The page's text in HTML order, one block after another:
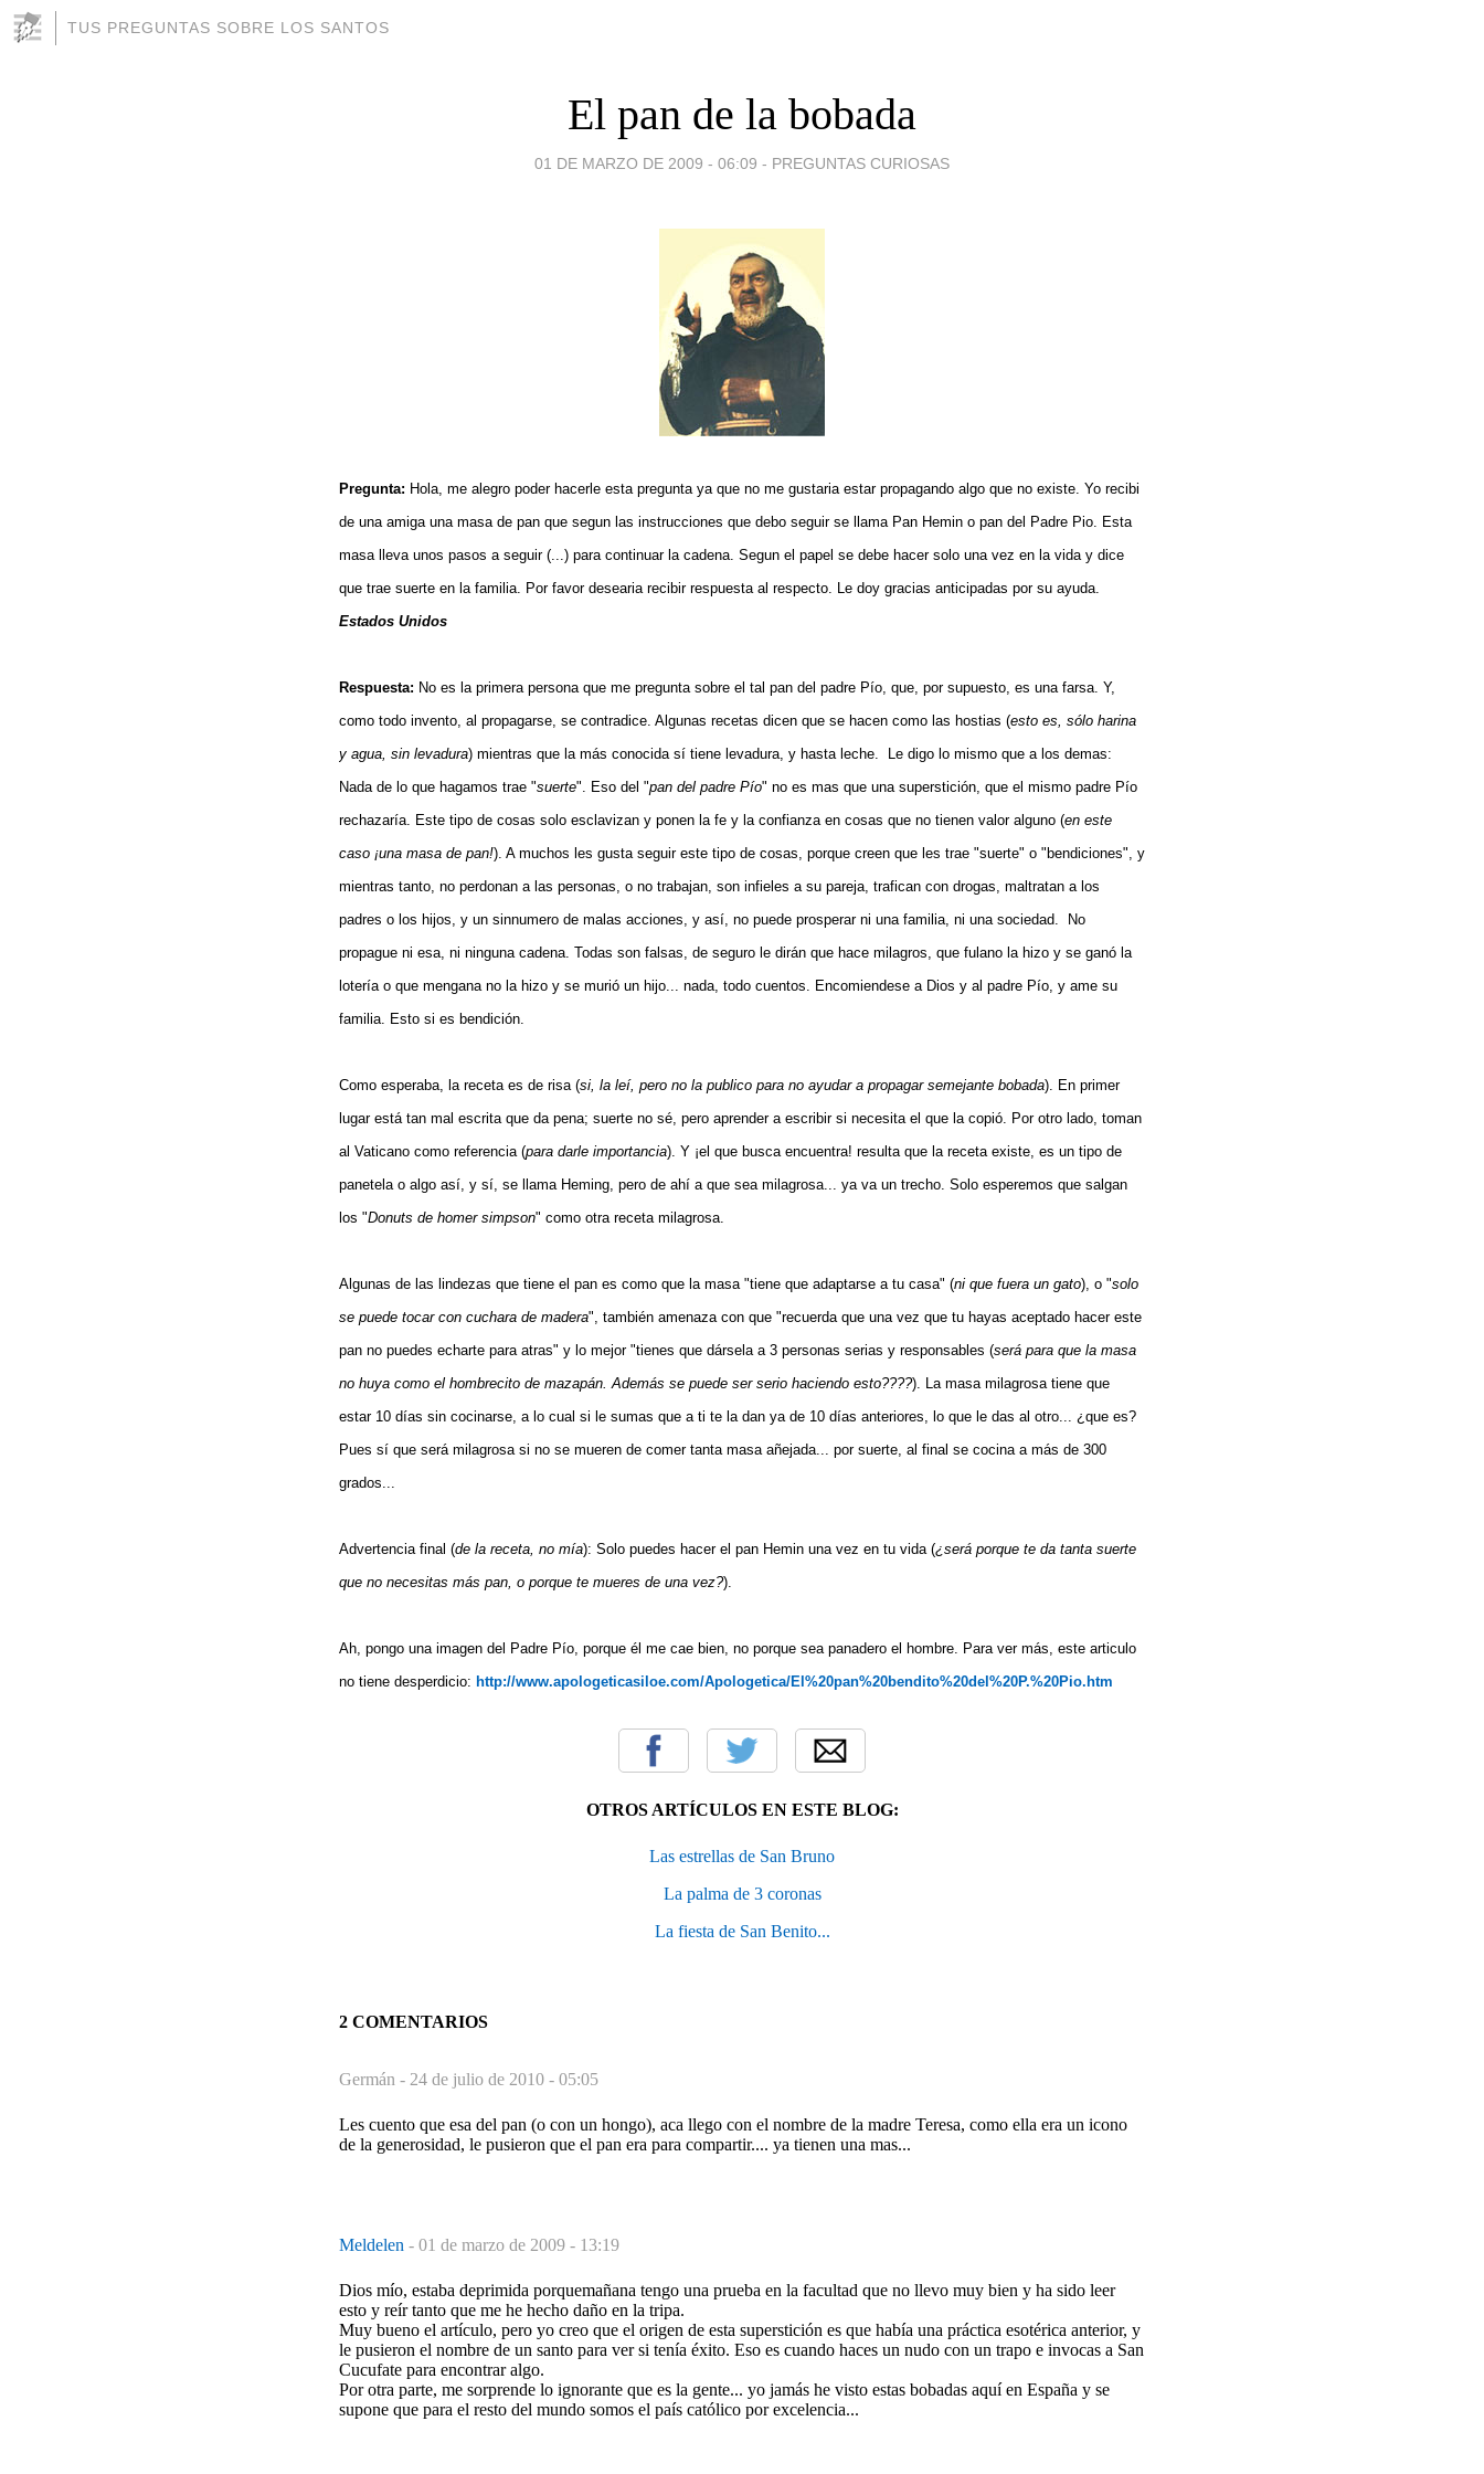
TUS PREGUNTAS SOBRE LOS SANTOS
El pan de la bobada
01 DE MARZO DE 2009 - 06:09 - PREGUNTAS CURIOSAS
Pregunta: Hola, me alegro poder hacerle esta pregunta ya que no me gustaria estar propagando algo que no existe. Yo recibi
de una amiga una masa de pan que segun las instrucciones que debo seguir se llama Pan Hemin o pan del Padre Pio. Esta
masa lleva unos pasos a seguir (...) para continuar la cadena. Segun el papel se debe hacer solo una vez en la vida y dice
que trae suerte en la familia. Por favor desearia recibir respuesta al respecto. Le doy gracias anticipadas por su ayuda.
Estados Unidos
Respuesta: No es la primera persona que me pregunta sobre el tal pan del padre Pío, que, por supuesto, es una farsa. Y,
como todo invento, al propagarse, se contradice. Algunas recetas dicen que se hacen como las hostias (esto es, sólo harina
y agua, sin levadura) mientras que la más conocida sí tiene levadura, y hasta leche. Le digo lo mismo que a los demas:
Nada de lo que hagamos trae "suerte". Eso del "pan del padre Pío" no es mas que una superstición, que el mismo padre Pío
rechazaría. Este tipo de cosas solo esclavizan y ponen la fe y la confianza en cosas que no tienen valor alguno (en este
caso ¡una masa de pan!). A muchos les gusta seguir este tipo de cosas, porque creen que les trae "suerte" o "bendiciones", y
mientras tanto, no perdonan a las personas, o no trabajan, son infieles a su pareja, trafican con drogas, maltratan a los
padres o los hijos, y un sinnumero de malas acciones, y así, no puede prosperar ni una familia, ni una sociedad. No
propague ni esa, ni ninguna cadena. Todas son falsas, de seguro le dirán que hace milagros, que fulano la hizo y se ganó la
lotería o que mengana no la hizo y se murió un hijo... nada, todo cuentos. Encomiendese a Dios y al padre Pío, y ame su
familia. Esto si es bendición.
Como esperaba, la receta es de risa (si, la leí, pero no la publico para no ayudar a propagar semejante bobada). En primer
lugar está tan mal escrita que da pena; suerte no sé, pero aprender a escribir si necesita el que la copió. Por otro lado, toman
al Vaticano como referencia (para darle importancia). Y ¡el que busca encuentra! resulta que la receta existe, es un tipo de
panetela o algo así, y sí, se llama Heming, pero de ahí a que sea milagrosa... ya va un trecho. Solo esperemos que salgan
los "Donuts de homer simpson" como otra receta milagrosa.
Algunas de las lindezas que tiene el pan es como que la masa "tiene que adaptarse a tu casa" (ni que fuera un gato), o "solo
se puede tocar con cuchara de madera", también amenaza con que "recuerda que una vez que tu hayas aceptado hacer este
pan no puedes echarte para atras" y lo mejor "tienes que dársela a 3 personas serias y responsables (será para que la masa
no huya como el hombrecito de mazapán. Además se puede ser serio haciendo esto????). La masa milagrosa tiene que
estar 10 días sin cocinarse, a lo cual si le sumas que a ti te la dan ya de 10 días anteriores, lo que le das al otro... ¿que es?
Pues sí que será milagrosa si no se mueren de comer tanta masa añejada... por suerte, al final se cocina a más de 300
grados...
Advertencia final (de la receta, no mía): Solo puedes hacer el pan Hemin una vez en tu vida (¿será porque te da tanta suerte
que no necesitas más pan, o porque te mueres de una vez?).
Ah, pongo una imagen del Padre Pío, porque él me cae bien, no porque sea panadero el hombre. Para ver más, este articulo
no tiene desperdicio: http://www.apologeticasiloe.com/Apologetica/El%20pan%20bendito%20del%20P.%20Pio.htm
OTROS ARTÍCULOS EN ESTE BLOG:
Las estrellas de San Bruno
La palma de 3 coronas
La fiesta de San Benito...
2 COMENTARIOS
Germán - 24 de julio de 2010 - 05:05
Les cuento que esa del pan (o con un hongo), aca llego con el nombre de la madre Teresa, como ella era un icono
de la generosidad, le pusieron que el pan era para compartir.... ya tienen una mas...
Meldelen - 01 de marzo de 2009 - 13:19
Dios mío, estaba deprimida porquemañana tengo una prueba en la facultad que no llevo muy bien y ha sido leer
esto y reír tanto que me he hecho daño en la tripa.
Muy bueno el artículo, pero yo creo que el origen de esta superstición es que había una práctica esotérica anterior, y
le pusieron el nombre de un santo para ver si tenía éxito. Eso es cuando haces un nudo con un trapo e invocas a San
Cucufate para encontrar algo.
Por otra parte, me sorprende lo ignorante que es la gente... yo jamás he visto estas bobadas aquí en España y se
supone que para el resto del mundo somos el país católico por excelencia...